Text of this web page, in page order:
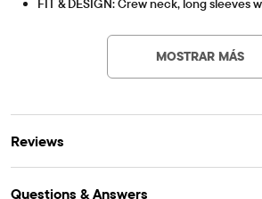
FIT & DESIGN: Crew neck, long sleeves
CLOSURE: Pullover style with glitter
FEATURES: Foil glitter skirtMOSTRAR MÁS
Reviews
Questions & Answers